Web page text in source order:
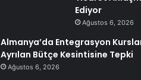
Ediyor
Ağustos 6, 2026
Almanya’da Entegrasyon
Ayrılan Bütçe Kesintisine Tepki
Ağustos 6, 2026